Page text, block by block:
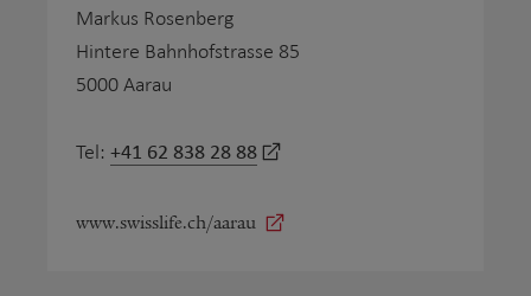
Markus Rosenberg
Hintere Bahnhofstrasse 85
5000 Aarau
Tel: +41 62 838 28 88
www.swisslife.ch/aarau